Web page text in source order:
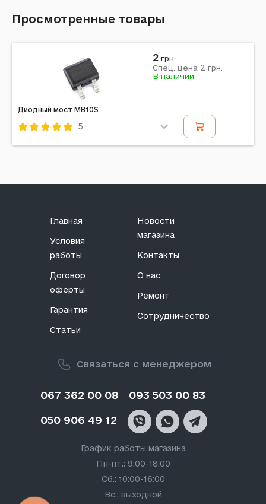
Просмотренные товары
Диодный мост MB10S
5
2 грн.
Спец. цена 2 грн.
В наличии
Связаться с менеджером
067 362 00 08 093 503 00 83
050 906 49 12
График работы магазина
Пн-пт.: 9:00-18:00
Сб.: 10:00-16:00
Вс.: выходной
Главная
Условия
работы
Договор
оферты
Гарантия
Статьи
Новости
магазина
Контакты
О нас
Ремонт
Сотрудничество